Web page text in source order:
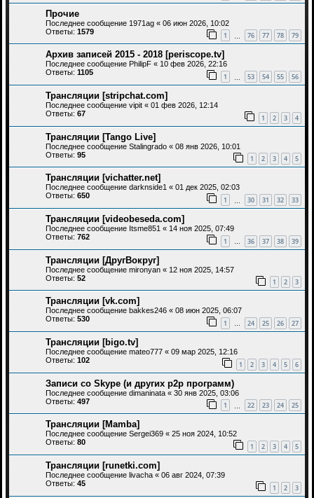
Прочие
Последнее сообщение 1971ag « 06 июн 2026, 10:02
Ответы: 1579 1 76 77 78 79
Архив записей 2015 - 2018 [periscope.tv]
Последнее сообщение PhilipF « 10 фев 2026, 22:16
Ответы: 1105 1 53 54 55 56
Трансляции [stripchat.com]
Последнее сообщение vipit « 01 фев 2026, 12:14
Ответы: 67 1 2 3 4
Трансляции [Tango Live]
Последнее сообщение Stalingrado « 08 янв 2026, 10:01
Ответы: 95 1 2 3 4 5
Трансляции [vichatter.net]
Последнее сообщение darknside1 « 01 дек 2025, 02:03
Ответы: 650 1 30 31 32 33
Трансляции [videobeseda.com]
Последнее сообщение Itsme851 « 14 ноя 2025, 07:49
Ответы: 762 1 … 36 37 38 39
Трансляции [ДругВокруг]
Последнее сообщение mironyan « 12 ноя 2025, 14:57
Ответы: 52 1 2 3
Трансляции [vk.com]
Последнее сообщение bakkes246 « 08 июн 2025, 06:07
Ответы: 530 1 … 24 25 26 27
Трансляции [bigo.tv]
Последнее сообщение mateo777 « 09 мар 2025, 12:16
Ответы: 102 1 2 3 4 5 6
Записи со Skype (и других p2p программ)
Последнее сообщение dimaninata « 30 янв 2025, 03:06
Ответы: 497 1 22 23 24 25
Трансляции [Mamba]
Последнее сообщение Sergei369 « 25 ноя 2024, 10:52
Ответы: 80 1 2 3 4 5
Трансляции [runetki.com]
Последнее сообщение livacha « 06 авг 2024, 07:39
Ответы: 45 1 2 3